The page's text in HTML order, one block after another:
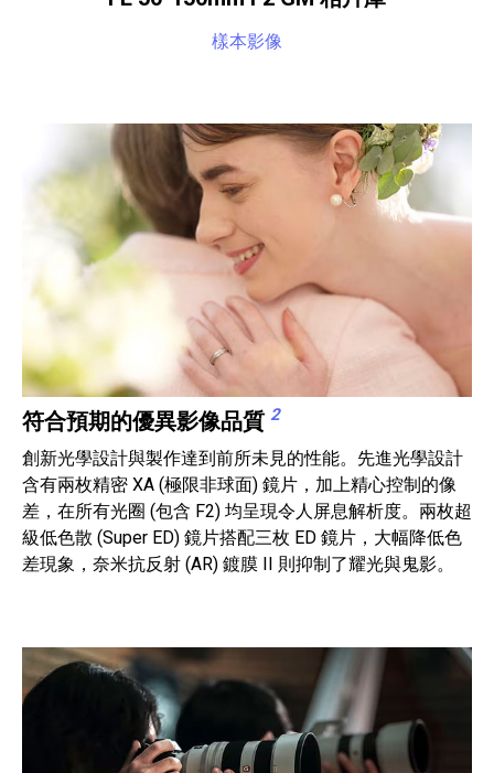
樣本影像
符合預期的優異影像品質 2
創新光學設計與製作達到前所未見的性能。先進光學設計
含有兩枚精密 XA (極限非球面) 鏡片，加上精心控制的像
差，在所有光圈 (包含 F2) 均呈現令人屏息解析度。兩枚超
級低色散 (Super ED) 鏡片搭配三枚 ED 鏡片，大幅降低色
差現象，奈米抗反射 (AR) 鍍膜 II 則抑制了耀光與鬼影。